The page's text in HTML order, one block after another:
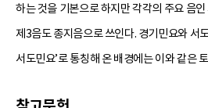
하는 것을 기본으로 하지만 각각의 주요 음
제3음도 종지음으로 쓰인다. 경기민요와 서
서도민요’로 통칭해 온 배경에는 이와 같은